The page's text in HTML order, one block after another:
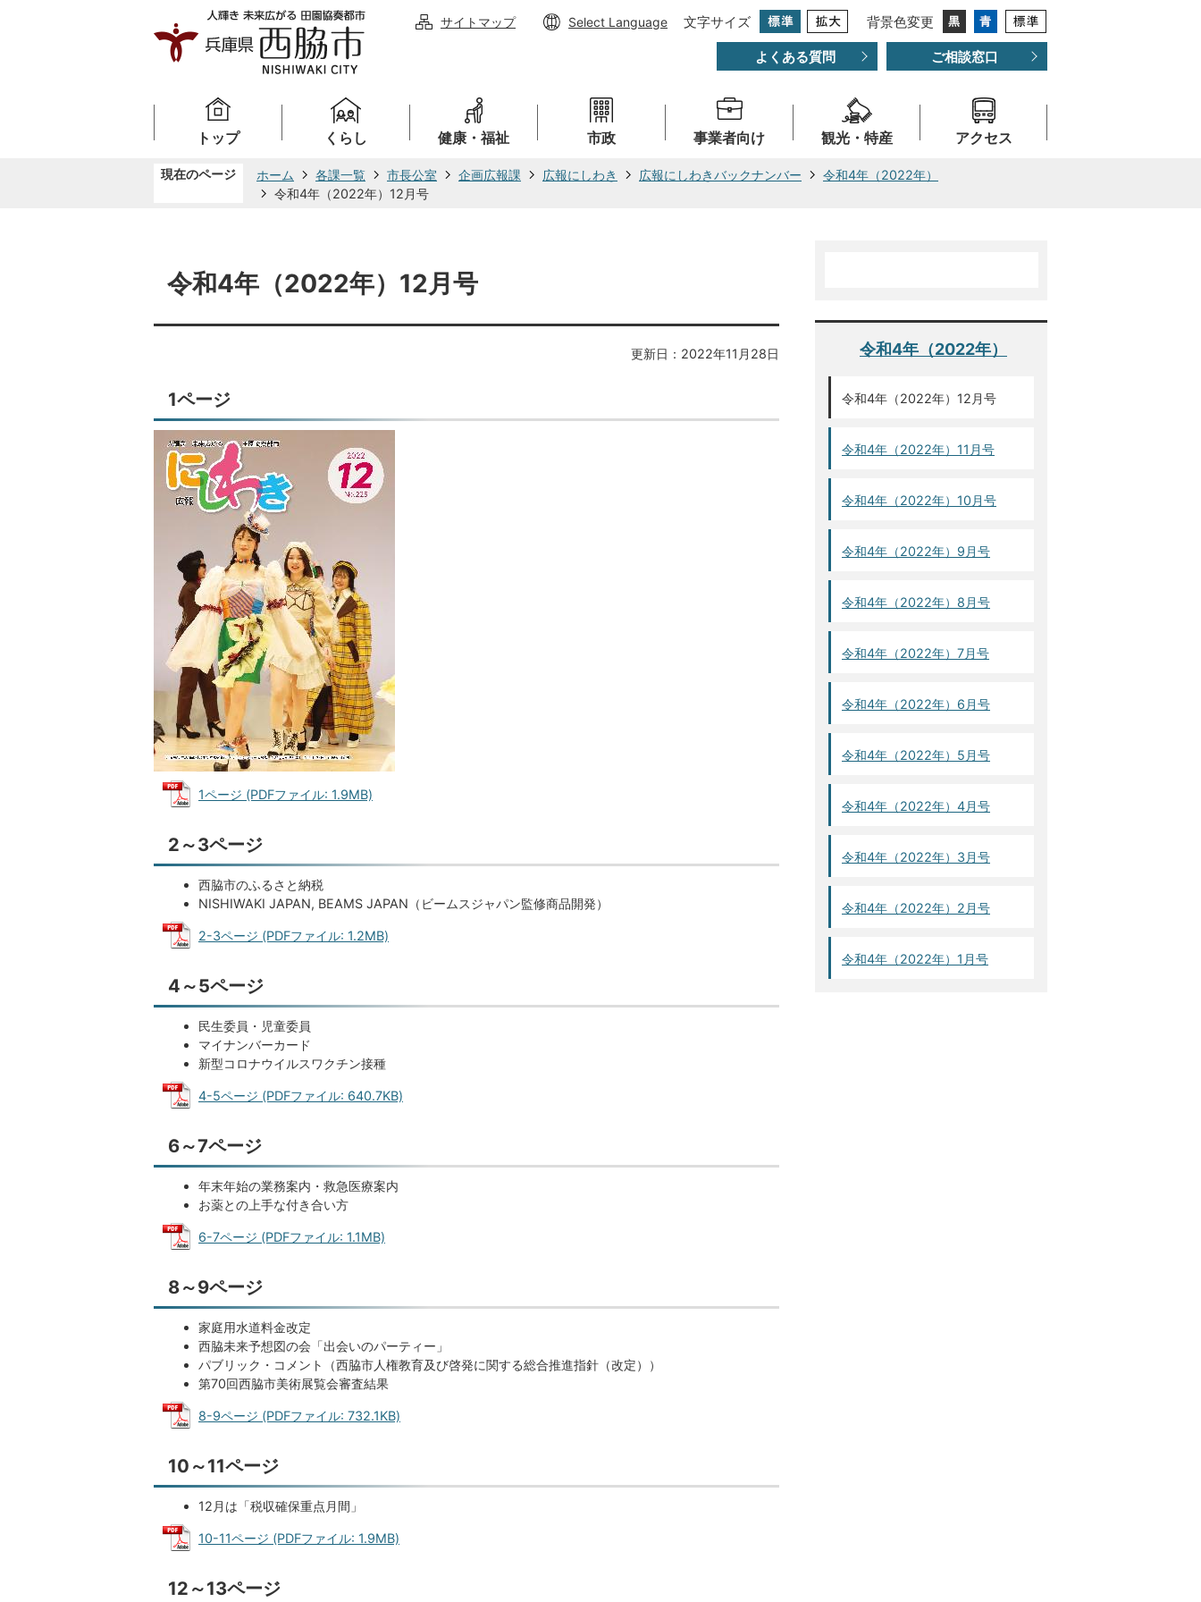
サイトマップ Select Language 文字サイズ 背景色変更
よくある質問 ご相談窓口
トップ くらし 健康・福祉 市政 事業者向け 観光・特産 アクセス
現在のページ ホーム 各課一覧 市長公室 企画広報課 広報にしわき 広報にしわきバックナンバー
令和4年（2022年）
令和4年（2022年）12月号
令和4年（2022年）12月号
更新日：2022年11月28日
1ページ
1ページ (PDFファイル: 1.9MB)
2～3ページ
西脇市のふるさと納税
NISHIWAKI JAPAN, BEAMS JAPAN（ビームスジャパン監修商品開発）
2-3ページ (PDFファイル: 1.2MB)
4～5ページ
民生委員・児童委員
マイナンバーカード
新型コロナウイルスワクチン接種
4-5ページ (PDFファイル: 640.7KB)
6～7ページ
年末年始の業務案内・救急医療案内
お薬との上手な付き合い方
6-7ページ (PDFファイル: 1.1MB)
8～9ページ
家庭用水道料金改定
西脇未来予想図の会「出会いのパーティー」
パブリック・コメント（西脇市人権教育及び啓発に関する総合推進指針（改定））
第70回西脇市美術展覧会審査結果
8-9ページ (PDFファイル: 732.1KB)
10～11ページ
12月は「税収確保重点月間」
10-11ページ (PDFファイル: 1.9MB)
12～13ページ
令和4年（2022年）
令和4年（2022年）12月号
令和4年（2022年）11月号
令和4年（2022年）10月号
令和4年（2022年）9月号
令和4年（2022年）8月号
令和4年（2022年）7月号
令和4年（2022年）6月号
令和4年（2022年）5月号
令和4年（2022年）4月号
令和4年（2022年）3月号
令和4年（2022年）2月号
令和4年（2022年）1月号